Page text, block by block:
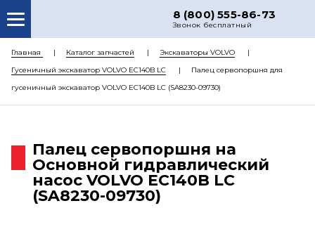
8 (800) 555-86-73
Звонок бесплатный
О НАС
КАТАЛОГ ЗАПЧАСТЕЙ
РЕМОНТ
ЦЕНЫ
КОНТАКТЫ
Главная Каталог запчастей
Экскаваторы VOLVO
Гусеничный экскаватор VOLVO EC140B LC
Палец сервопоршня для
гусеничный экскаватор VOLVO EC140B LC (SA8230-09730)
Палец сервопоршня на
Основной гидравлический
насос VOLVO EC140B LC
(SA8230-09730)